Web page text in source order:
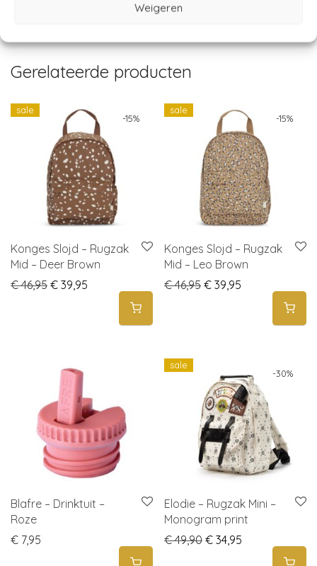
Weigeren
School,Schoolbekers
Gerelateerde producten
-15%
sale
Konges Slojd – Rugzak
Mid – Deer Brown
€46,95 Original price was: € 46,95.
€ 39,95 Current price is: € 39,95.
-15%
sale
Konges Slojd – Rugzak
Mid – Leo Brown
€46,95 Original price was: €
€ 39,95
Blafre – Drinktuit –
Roze
€ 7,95
-30%
sale
Elodie – Rugzak Mini –
Monogram print
€49,90 Original price was: €
€ 34,95